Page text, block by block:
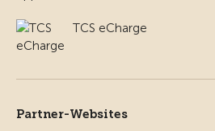
TCS eCharge
Partner-Websites